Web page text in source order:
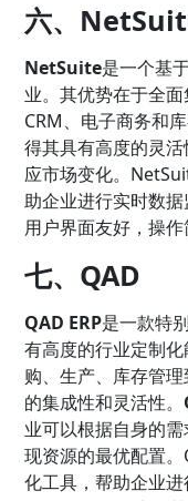
六、
NetSuite是一个基
业。其优势在于全面
CRM、电子商务和库
得其具有高度的灵
应市场变化。
助企业进行实时数
用户界面友好，操作
七、QAD
QAD ERP是一款特
有高度的行业定制
购、生产、库存管
的集成性和灵活性。
业可以根据自身的
现资源的最优配置
化工具，帮助企业